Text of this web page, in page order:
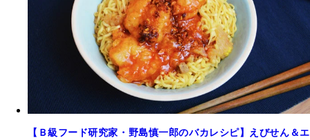
【Ｂ級フード研究家・野島慎一郎のバカレシピ】えびせん＆エ